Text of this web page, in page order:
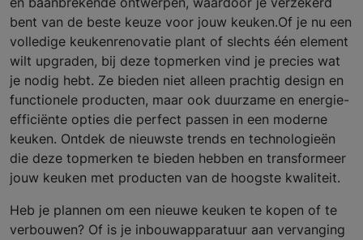
bent van de beste keuze voor jouw keuken.Of je nu een
volledige keukenrenovatie plant of slechts één element
wilt upgraden, bij deze topmerken vind je precies wat
je nodig hebt. Ze bieden niet alleen prachtig design en
functionele producten, maar ook duurzame en energie-
efficiënte opties die perfect passen in een moderne
keuken. Ontdek de nieuwste trends en technologieën
die deze topmerken te bieden hebben en transformeer
jouw keuken met producten van de hoogste kwaliteit.
Heb je plannen om een nieuwe keuken te kopen of te
verbouwen? Of is je inbouwapparatuur aan vervanging